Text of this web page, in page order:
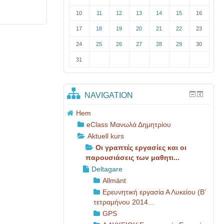
10 11 12 13 14 15 16
17 18 19 20 21 22 23
24 25 26 27 28 29 30
31
NAVIGATION
Hem
eClass Μανωλά Δημητρίου
Aktuell kurs
Οι γραπτές εργασίες και οι
παρουσιάσεις των μαθητι...
Deltagare
Allmänt
Ερευνητική εργασία Α Λυκείου (Β’
τετραμήνου 2014...
GPS